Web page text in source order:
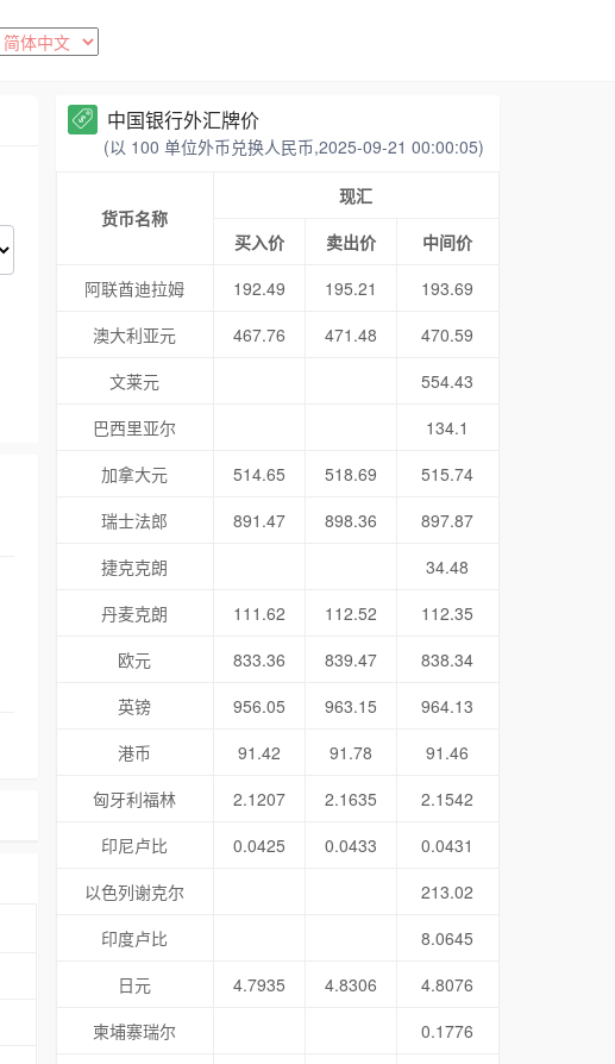
中国银行外汇牌价
(以 100 单位外币兑换人民币,2025-09-21 00:00:05)
货币名称
现汇
买入价
卖出价
中间价
阿联酋迪拉姆
192.49 195.21
193.69
澳大利亚元
467.76 471.48
470.59
文莱元
554.43
巴西里亚尔
134.1
加拿大元
514.65 518.69
515.74
瑞士法郎
891.47 898.36
897.87
捷克克朗
34.48
丹麦克朗
111.62 112.52
112.35
欧元
833.36 839.47
838.34
英镑
956.05 963.15
964.13
港币
91.42 91.78
91.46
匈牙利福林
2.1207 2.1635
2.1542
印尼卢比
0.0425 0.0433
0.0431
以色列谢克尔
213.02
印度卢比
8.0645
日元
4.7935 4.8306
4.8076
柬埔寨瑞尔
0.1776